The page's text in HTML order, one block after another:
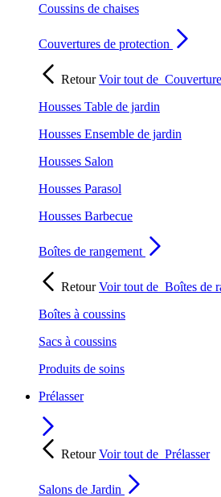
Coussins de chaises
Couvertures de protection
RetourVoir tout de
Housses Table de jardin
Housses Ensemble de jardin
Housses Salon
Housses Parasol
Housses Barbecue
Boîtes de rangement
RetourVoir tout de Boîtes de
Boîtes à coussins
Sacs à coussins
Produits de soins
Prélasser
RetourVoir tout de Prélasser
Salons de Jardin